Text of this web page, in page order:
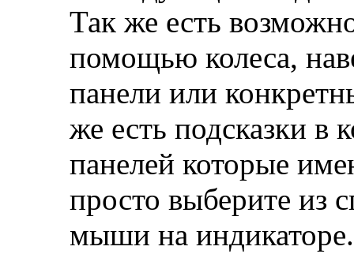
Так же есть
помощью колеса,
панели или
же есть подсказки в
панелей которые
просто выберите из
мыши на индикаторе.